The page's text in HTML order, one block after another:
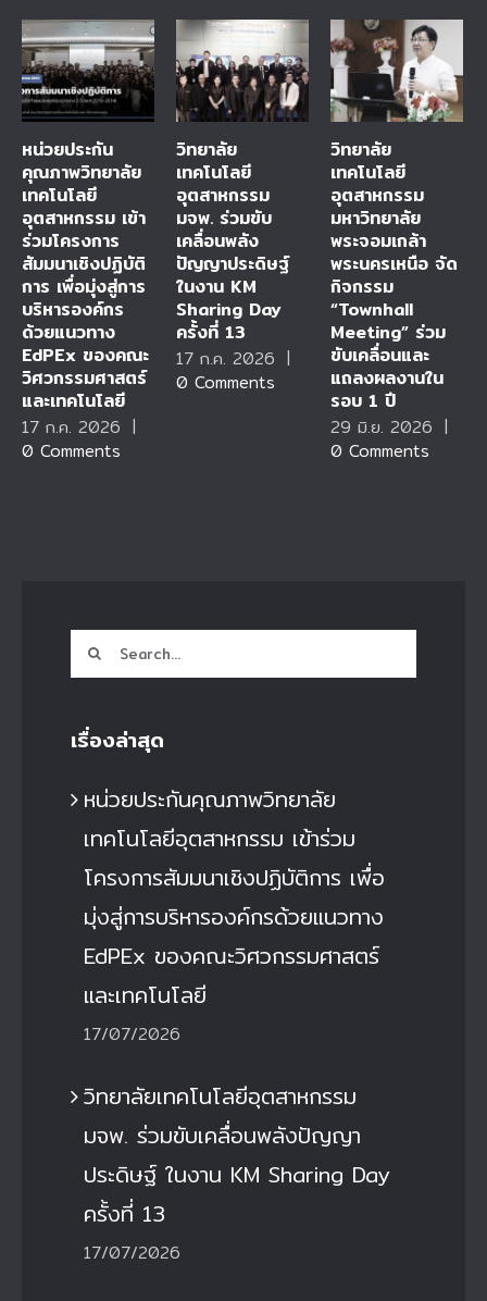
หน่วยประกัน
คุณภาพวิทยาลัย
เทคโนโลยี
อุตสาหกรรม เข้า
ร่วมโครงการ
สัมมนาเชิงปฏิบัติ
การ เพื่อมุ่งสู่การ
บริหารองค์กร
ด้วยแนวทาง
EdPEx ของคณะ
วิศวกรรมศาสตร์
และเทคโนโลยี
17 ก.ค. 2026 |
0 Comments
วิทยาลัย
เทคโนโลยี
อุตสาหกรรม
มจพ. ร่วมขับ
เคลื่อนพลัง
ปัญญาประดิษฐ์
ในงาน KM
Sharing Day
ครั้งที่ 13
17 ก.ค. 2026 |
0 Comments
วิทยาลัย
เทคโนโลยี
อุตสาหกรรม
มหาวิทยาลัย
พระจอมเกล้า
พระนครเหนือ จัด
กิจกรรม
“Townhall
Meeting” ร่วม
ขับเคลื่อนและ
แถลงผลงานใน
รอบ 1 ปี
29 มิ.ย. 2026 |
0 Comments
Search
for:
เรื่องล่าสุด
หน่วยประกันคุณภาพวิทยาลัย
เทคโนโลยีอุตสาหกรรม เข้าร่วม
โครงการสัมมนาเชิงปฏิบัติการ เพื่อ
มุ่งสู่การบริหารองค์กรด้วยแนวทาง
EdPEx ของคณะวิศวกรรมศาสตร์
และเทคโนโลยี
17/07/2026
วิทยาลัยเทคโนโลยีอุตสาหกรรม
มจพ. ร่วมขับเคลื่อนพลังปัญญา
ประดิษฐ์ ในงาน KM Sharing Day
ครั้งที่ 13
17/07/2026